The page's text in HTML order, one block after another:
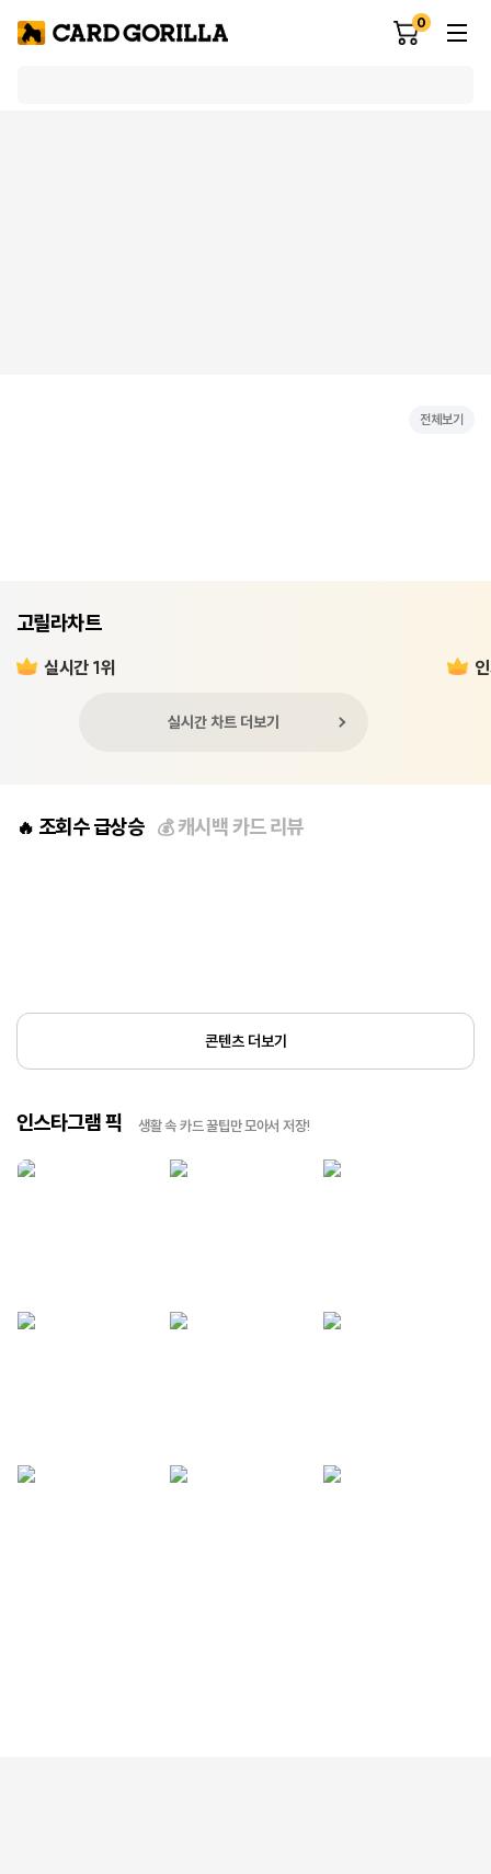
0
전체보기
고릴라차트
실시간 1위
실시간 차트 더보기
🔥 조회수 급상승 💰캐시백 카드 리뷰
콘텐츠 더보기
인스타그램 픽 생활 속 카드 꿀팁만 모아서 저장!